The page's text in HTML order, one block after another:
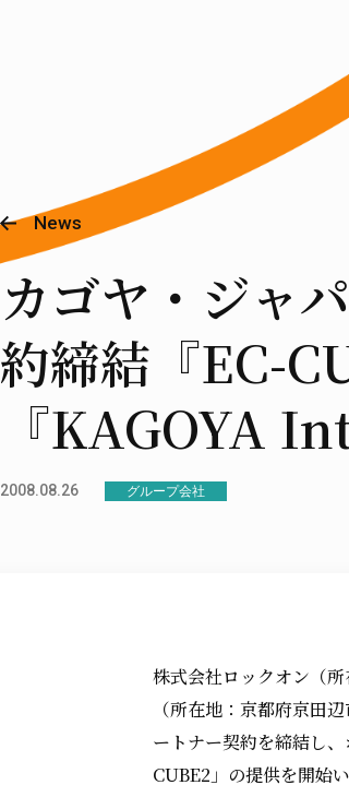
News
カゴヤ・ジャ
約締結『EC-
『KAGOYA
2008.08.26 グループ会社
株式会社ロックオン（
（所在地：京都府京田
ートナー契約を締結し
CUBE2」の提供を開始